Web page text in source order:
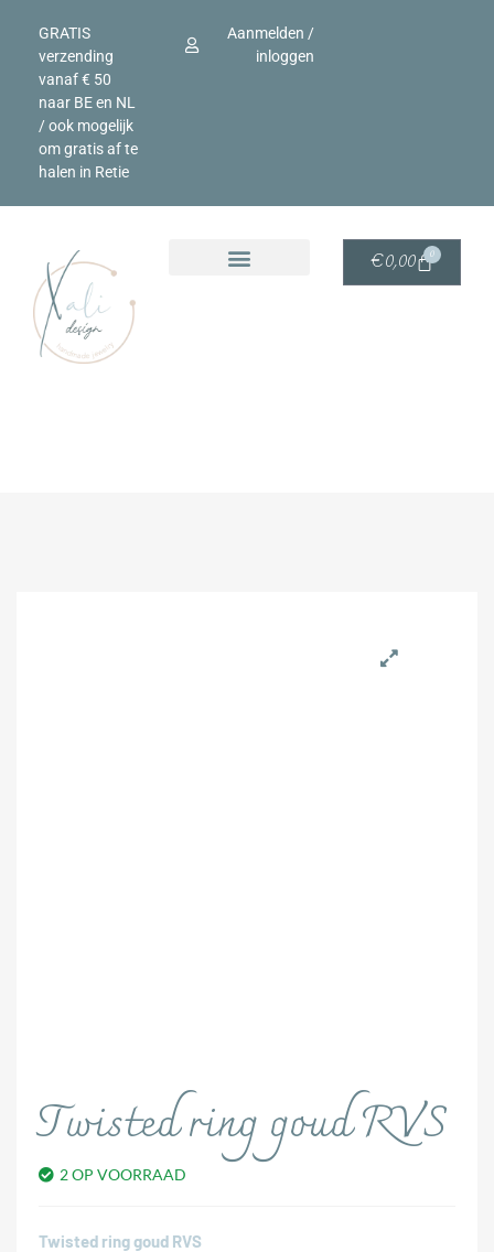
GRATIS
verzending
vanaf € 50
naar BE en NL
/ ook mogelijk
om gratis af te
halen in Retie
Aanmelden /
inloggen
€0,00 0
Twisted ring goud RVS
2 OP VOORRAAD
Twisted ring goud RVS